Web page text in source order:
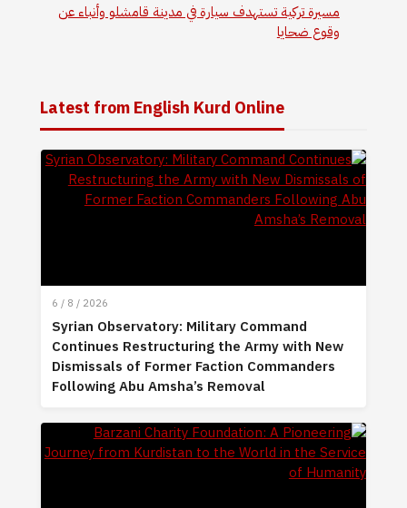
مسيرة تركية تستهدف سيارة في مدينة قامشلو وأنباء عن
وقوع ضحايا
Latest from English Kurd Online
6 / 8 / 2026
Syrian Observatory: Military Command
Continues Restructuring the Army with New
Dismissals of Former Faction Commanders
Following Abu Amsha’s Removal